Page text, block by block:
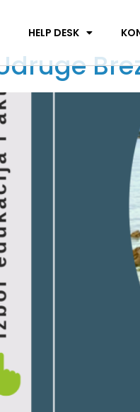
HELP DESK